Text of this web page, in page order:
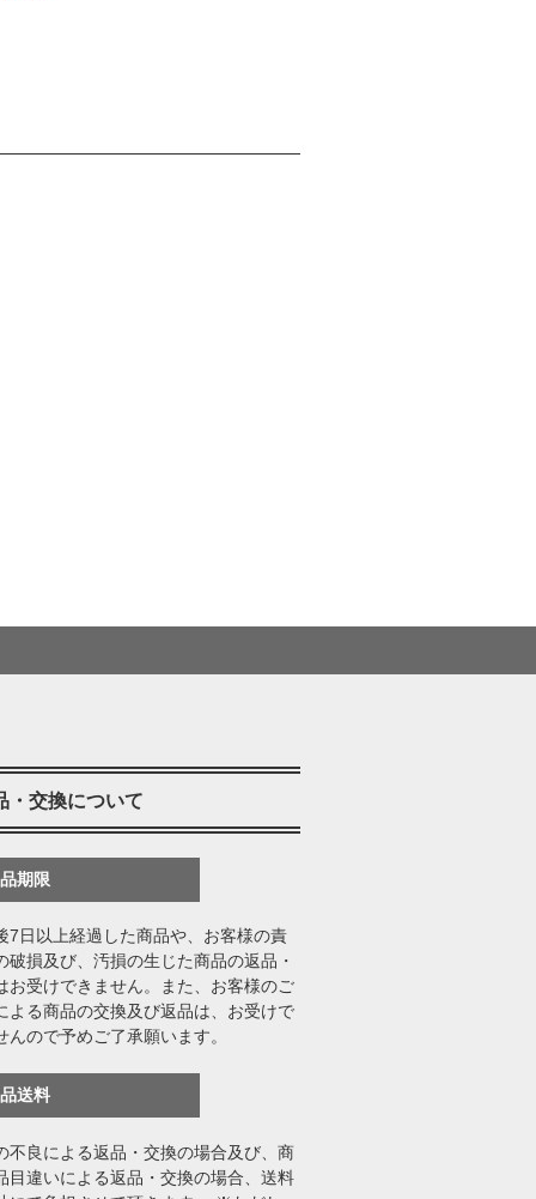
・交換について
期限
7日以上経過した商品や、お客様の責
破損及び、汚損の生じた商品の返品・
お受けできません。また、お客様のご
よる商品の交換及び返品は、お受けで
んので予めご了承願います。
送料
不良による返品・交換の場合及び、商
目違いによる返品・交換の場合、送料